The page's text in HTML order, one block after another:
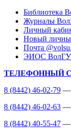
Библиотека
Журналы
Личный
Новый
Почта
ЭИОС ВолГУ
ТЕЛЕФОННЫЙ
8 (8442) 46-02-79 —
8 (8442) 46-02-63 —
8 (8442) 40-55-47 —